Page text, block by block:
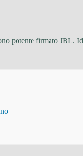
potente firmato JBL.